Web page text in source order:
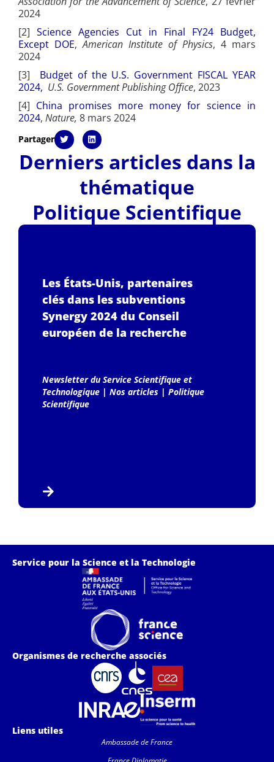
2024
[2] Science Agencies Cut in Final FY24 Budget,
Except DOE,American Institute of Physics, 4 mars
2024
[3] Budget of the U.S. Government FISCAL YEAR
2024, U.S. Government Publishing Office, 2023
[4] China promises more money for science in
2024, Nature, 8 mars 2024
Partager
Derniers articles dans la
thématique
Politique Scientifique
Les États-Unis, partenaires
clés dans les subventions
Synergy 2024 du Conseil
européen de la recherche
Newsletter du Service Scientifique et
Technologique| Nos articles| Politique
Scientifique
Service pour la Science et la Technologie
Organismes de recherche associés
Liens utiles
Ambassade de France